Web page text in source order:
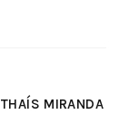
THAÍS MIRANDA